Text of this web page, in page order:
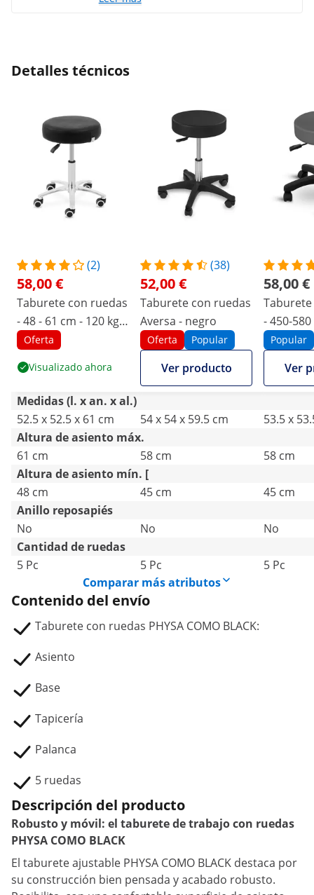
Detalles técnicos
(2)
58,00 €
Taburete con ruedas
- 48 - 61 cm - 120 kg -
negro
Oferta
Visualizado ahora
(38)
52,00 €
Taburete con ruedas
Aversa - negro
Oferta Popular
Ver producto
58,00 €
- 450-
kg - Gris
Popular
Ver
Medidas (l. x an. x al.)
52.5 x 52.5 x 61 cm
54 x 54 x 59.5 cm
53.5 x
Altura de asiento máx.
61 cm
58 cm
58 cm
Altura de asiento mín. [
48 cm
45 cm
45 cm
Anillo reposapiés
No
No
No
Cantidad de ruedas
5 Pc
5 Pc
5 Pc
Comparar más atributos
Contenido del envío
Taburete con ruedas PHYSA COMO BLACK:
Asiento
Base
Tapicería
Palanca
5 ruedas
Descripción del producto
Robusto y móvil: el taburete de trabajo con ruedas
PHYSA COMO BLACK
El taburete ajustable PHYSA COMO BLACK destaca por
su construcción bien pensada y acabado robusto.